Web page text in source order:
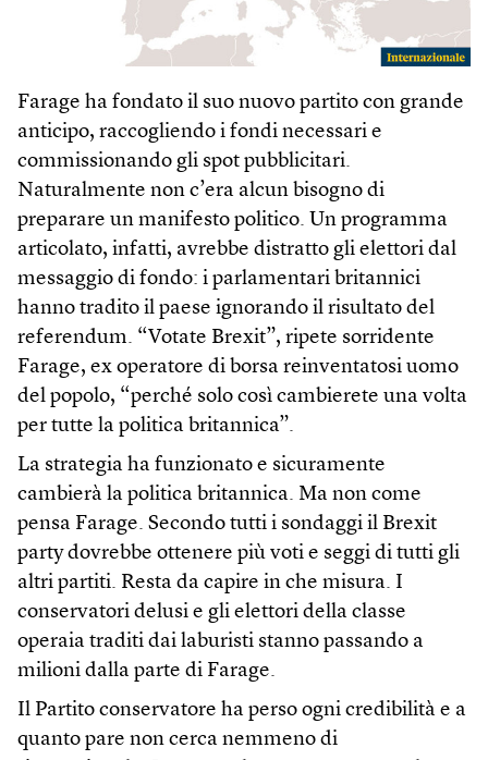
Farage ha fondato il suo nuovo partito con grande
anticipo, raccogliendo i fondi necessari e
commissionando gli spot pubblicitari.
Naturalmente non c’era alcun bisogno di
preparare un manifesto politico. Un programma
articolato, infatti, avrebbe distratto gli elettori dal
messaggio di fondo: i parlamentari britannici
hanno tradito il paese ignorando il risultato del
referendum. “Votate Brexit”, ripete sorridente
Farage, ex operatore di borsa reinventatosi uomo
del popolo, “perché solo così cambierete una volta
per tutte la politica britannica”.
La strategia ha funzionato e sicuramente
cambierà la politica britannica. Ma non come
pensa Farage. Secondo tutti i sondaggi il Brexit
party dovrebbe ottenere più voti e seggi di tutti gli
altri partiti. Resta da capire in che misura. I
conservatori delusi e gli elettori della classe
operaia traditi dai laburisti stanno passando a
milioni dalla parte di Farage.
Il Partito conservatore ha perso ogni credibilità e a
quanto pare non cerca nemmeno di